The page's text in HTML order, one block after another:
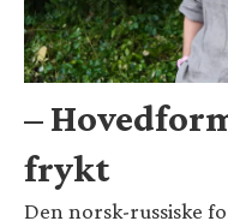
–
frykt
Den norsk-russiske